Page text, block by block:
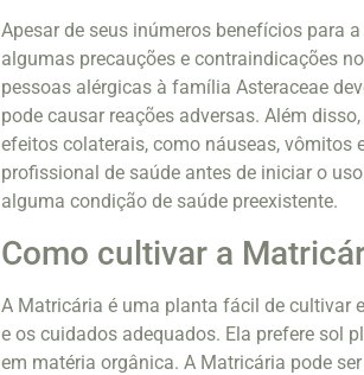
Apesar de seus inúmeros benefícios para
algumas precauções e contraindicações
pessoas alérgicas à família Asteraceae
pode causar reações adversas. Além
efeitos colaterais, como náuseas, vômitos
profissional de saúde antes de iniciar o
alguma condição de saúde preexistente.
Como cultivar a
A Matricária é uma planta fácil de cultivar
e os cuidados adequados. Ela prefere sol
em matéria orgânica. A Matricária pode